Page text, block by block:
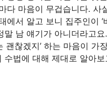
다 마음이 무겁습니다. 사
에서 알고 보니 집주인이 ‘
남 얘기가 아니더라고
괜찮겠지’ 하는 마음이 가
법에 대해 제대로 알아